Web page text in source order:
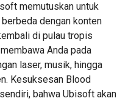
memutuskan untuk
dengan konten
di pulau tropis
Anda pada
laser, musik, hingga
Kesuksesan Blood
bahwa Ubisoft akan